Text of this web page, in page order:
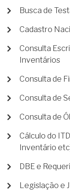
Busca de
Cadastro
Consulta
Inventários
Consulta de
Consulta de
Consulta de
Cálculo do
Inventário
DBE e
Legislação e